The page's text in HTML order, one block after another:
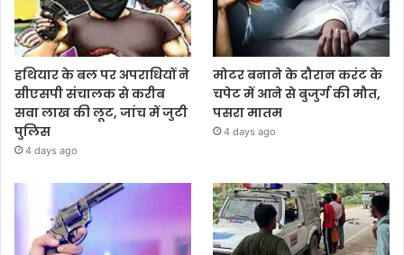
हथियार के बल पर अपराधियों ने
सीएसपी संचालक से करीब
सवा लाख की लूट, जांच में जुटी
पुलिस
4 days ago
मोटर बनाने के दौरान करंट के
चपेट में आने से बुजुर्ग की मौत,
पसरा मातम
4 days ago